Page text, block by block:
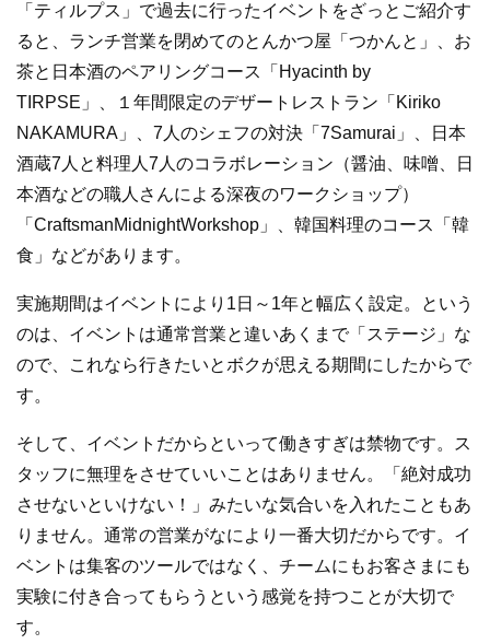
「ティルプス」で過去に行ったイベントをざっとご紹介す
ると、ランチ営業を閉めてのとんかつ屋「つかんと」、お
茶と日本酒のペアリングコース「Hyacinth by
TIRPSE」、１年間限定のデザートレストラン「Kiriko
NAKAMURA」、7人のシェフの対決「7Samurai」、日本
酒蔵7人と料理人7人のコラボレーション（醤油、味噌、日
本酒などの職人さんによる深夜のワークショップ）
「CraftsmanMidnightWorkshop」、韓国料理のコース「韓
食」などがあります。
実施期間はイベントにより1日～1年と幅広く設定。という
のは、イベントは通常営業と違いあくまで「ステージ」な
ので、これなら行きたいとボクが思える期間にしたからで
す。
そして、イベントだからといって働きすぎは禁物です。ス
タッフに無理をさせていいことはありません。「絶対成功
させないといけない！」みたいな気合いを入れたこともあ
りません。通常の営業がなにより一番大切だからです。イ
ベントは集客のツールではなく、チームにもお客さまにも
実験に付き合ってもらうという感覚を持つことが大切で
す。